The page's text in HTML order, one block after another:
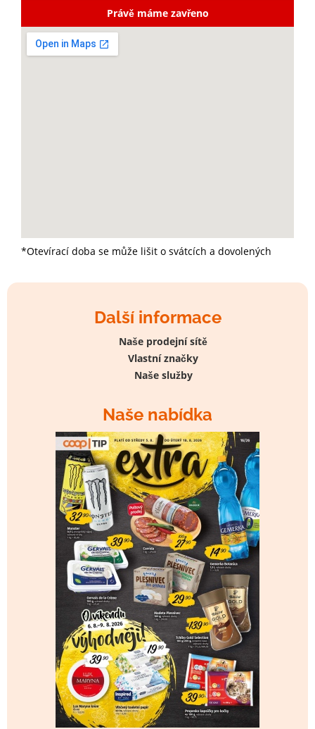
Další informace
Naše prodejní sítě
Vlastní značky
Naše služby
Naše nabídka
Právě máme zavřeno
*Otevírací doba se může lišit o svátcích a dovolených